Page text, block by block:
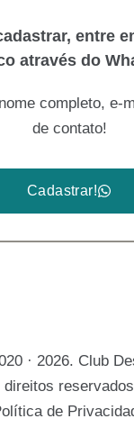
entre
através do
completo, e-
de contato!
Cadastrar!
· 2026. Club
direitos reservados
de